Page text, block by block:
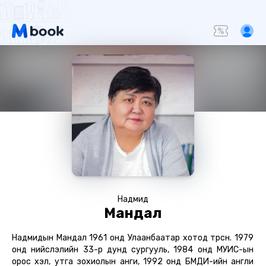
Надмид
Мандал
Надмидын Мандал 1961 онд Улаанбаатар хотод төрсөн. 1979
онд нийслэлийн 33-р дунд сургууль, 1984 онд МУИС-ын
орос хэл, утга зохиолын анги, 1992 онд БМДИ-ийн англи